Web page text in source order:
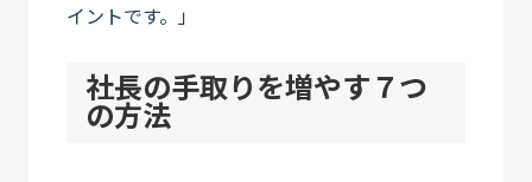
イントです。」
社長の手取りを増やす７つ
の方法